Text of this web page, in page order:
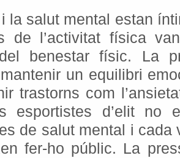
i la salut mental estan
de l’activitat física
benestar físic. La
un equilibri
trastorns com
esportistes d’elit no
de salut mental i cada
fer-ho públic. La